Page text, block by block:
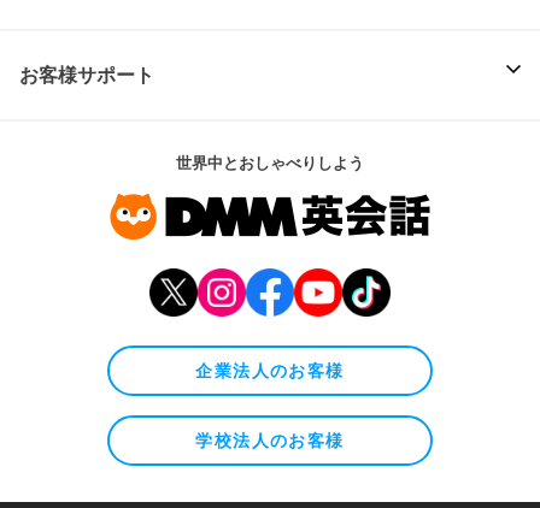
お客様サポート
世界中とおしゃべりしよう
企業法人のお客様
学校法人のお客様